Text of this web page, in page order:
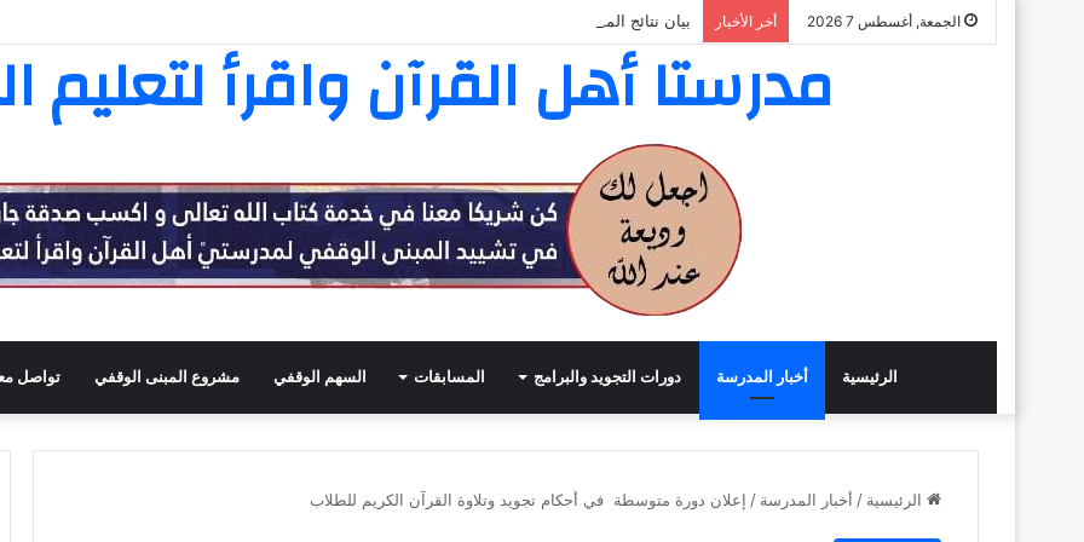
الجمعة, أغسطس 7 2026 أخر الأخبار بيان نتائج المسابقة الثامنة عشرة في تفسير القرآن الكريم
مدرستا أهل القرآن واقرأ لتعليم
الرئيسية أخبار المدرسة دورات التجويد والبرامج المسابقات السهم الوقفي مشروع المبنى الوقفي تواصل
الرئيسية / أخبار المدرسة / إعلان دورة متوسطة في أحكام تجويد وتلاوة القرآن الكريم للطلاب